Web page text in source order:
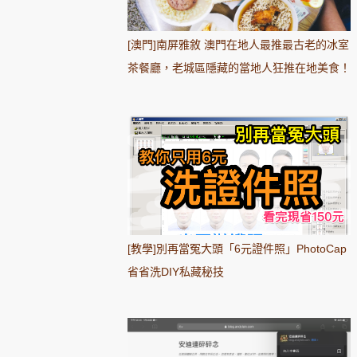
[澳門]南屏雅敘 澳門在地人最推最古老的冰室
茶餐廳，老城區隱藏的當地人狂推在地美食！
[教學]別再當冤大頭「6元證件照」PhotoCap
省省洗DIY私藏秘技